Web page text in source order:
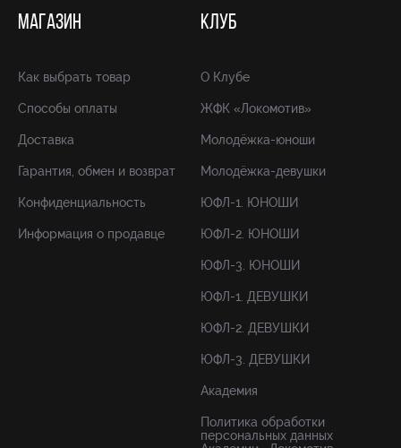
МАГАЗИН
Как выбрать товар
Способы оплаты
Доставка
Гарантия, обмен и возврат
Конфиденциальность
Информация о продавце
КЛУБ
О Клубе
ЖФК «Локомотив»
Молодёжка-юноши
Молодёжка-девушки
ЮФЛ-1. ЮНОШИ
ЮФЛ-2. ЮНОШИ
ЮФЛ-3. ЮНОШИ
ЮФЛ-1. ДЕВУШКИ
ЮФЛ-2. ДЕВУШКИ
ЮФЛ-3. ДЕВУШКИ
Академия
Политика обработки
персональных данных